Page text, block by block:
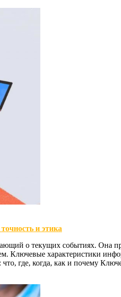
и этика
о текущих событиях. Она
Ключевые характеристики
что, где, когда, как и почему